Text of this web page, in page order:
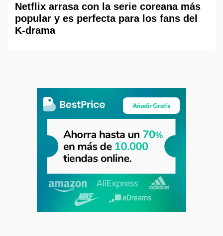
Netflix arrasa con la serie coreana más
popular y es perfecta para los fans del
K-drama